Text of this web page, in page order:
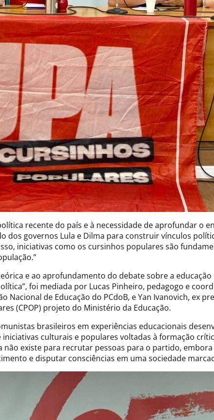
recente do país e à necessidade de aprofundar o
dos governos Lula e Dilma para construir vínculos
iniciativas como os cursinhos populares são
e ao aprofundamento do debate sobre a educação
foi mediada por Lucas Pinheiro, pedagogo e
Nacional de Educação do PCdoB, e Yan Ivanovich, ex
(CPOP) projeto do Ministério da Educação.
brasileiros em experiências educacionais
culturais e populares voltadas à formação
existe para recrutar pessoas para o partido,
e disputar consciências em uma sociedade